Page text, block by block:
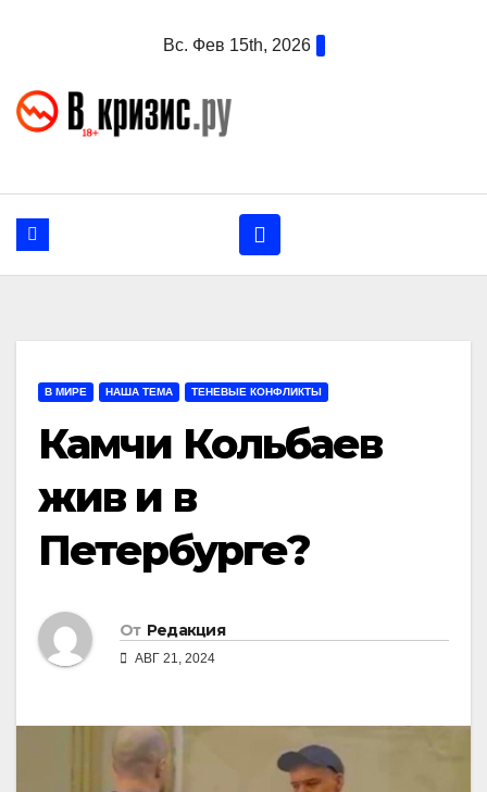
Вс. Фев 15th, 2026
В МИРЕ НАША ТЕМА ТЕНЕВЫЕ КОНФЛИКТЫ
Камчи Кольбаев
жив и в
Петербурге?
От Редакция
АВГ 21, 2024